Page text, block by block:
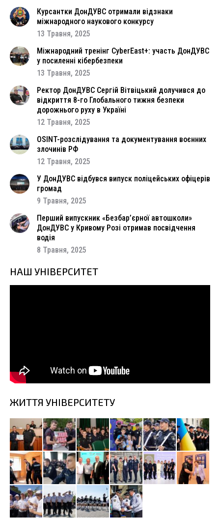
Курсантки ДонДУВС отримали відзнаки
міжнародного наукового конкурсу
13 Травня, 2025
Міжнародний тренінг CyberEast+: участь ДонДУВС
у посиленні кібербезпеки
13 Травня, 2025
Ректор ДонДУВС Сергій Вітвіцький долучився до
відкриття 8-го Глобального тижня безпеки
дорожнього руху в Україні
12 Травня, 2025
OSINT-розслідування та документування воєнних
злочинів РФ
12 Травня, 2025
У ДонДУВС відбувся випуск поліцейських офіцерів
громад
9 Травня, 2025
Перший випускник «Безбар’єрної автошколи»
ДонДУВС у Кривому Розі отримав посвідчення
водія
8 Травня, 2025
НАШ УНІВЕРСИТЕТ
ЖИТТЯ УНІВЕРСИТЕТУ